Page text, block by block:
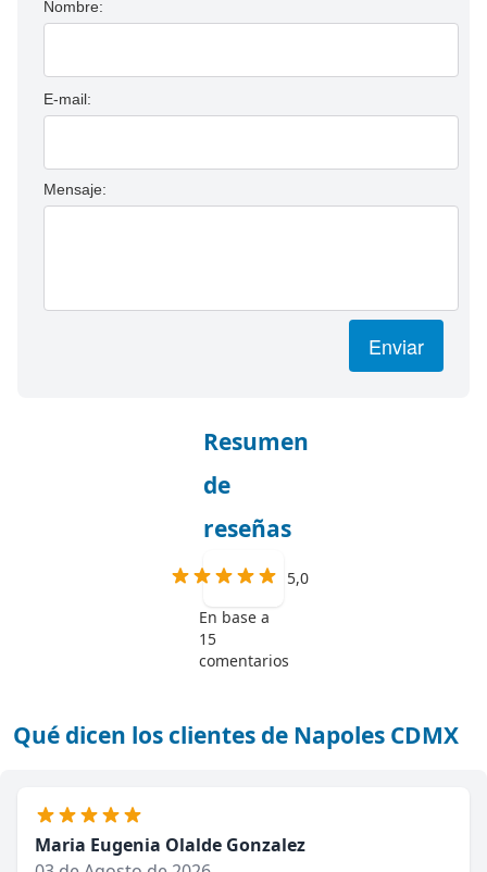
Nombre:
E-mail:
Mensaje:
Enviar
Resumen
de
reseñas
5,0
En base a
15
comentarios
Qué dicen los clientes de Napoles CDMX
Maria Eugenia Olalde Gonzalez